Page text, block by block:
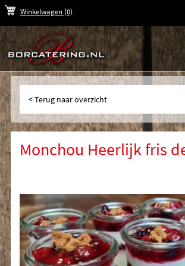
Winkelwagen (0)
Terug naar overzicht
Monchou Heerlijk fris